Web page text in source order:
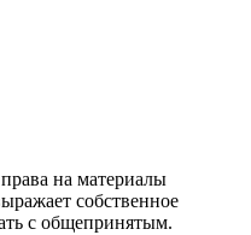
на материалы
собственное
с общепринятым.